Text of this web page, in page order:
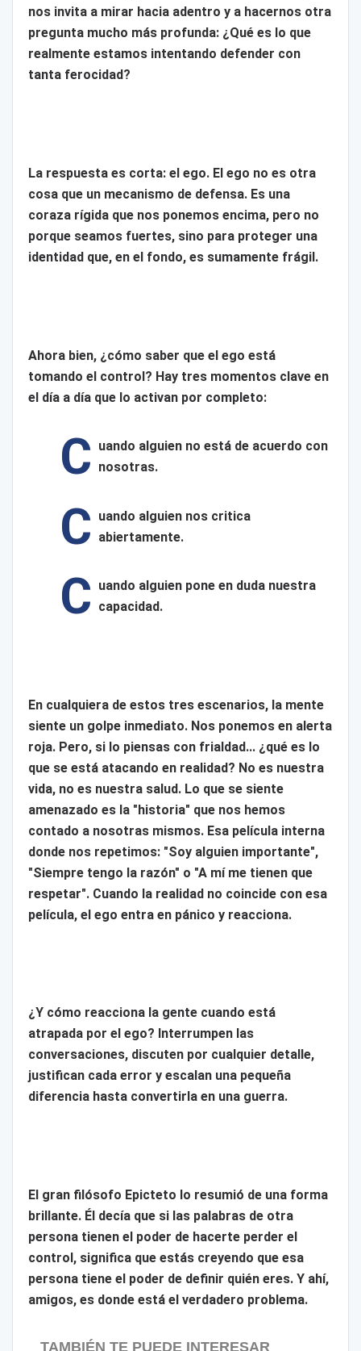
nos invita a mirar hacia adentro y a hacernos otra
pregunta mucho más profunda: ¿Qué es lo que
realmente estamos intentando defender con
tanta ferocidad?
La respuesta es corta: el ego. El ego no es otra
cosa que un mecanismo de defensa. Es una
coraza rígida que nos ponemos encima, pero no
porque seamos fuertes, sino para proteger una
identidad que, en el fondo, es sumamente frágil.
Ahora bien, ¿cómo saber que el ego está
tomando el control? Hay tres momentos clave en
el día a día que lo activan por completo:
C uando alguien no está de acuerdo con
nosotras.
C uando alguien nos critica
abiertamente.
C uando alguien pone en duda nuestra
capacidad.
En cualquiera de estos tres escenarios, la mente
siente un golpe inmediato. Nos ponemos en alerta
roja. Pero, si lo piensas con frialdad... ¿qué es lo
que se está atacando en realidad? No es nuestra
vida, no es nuestra salud. Lo que se siente
amenazado es la "historia" que nos hemos
contado a nosotras mismos. Esa película interna
donde nos repetimos: "Soy alguien importante",
"Siempre tengo la razón" o "A mí me tienen que
respetar". Cuando la realidad no coincide con esa
película, el ego entra en pánico y reacciona.
¿Y cómo reacciona la gente cuando está
atrapada por el ego? Interrumpen las
conversaciones, discuten por cualquier detalle,
justifican cada error y escalan una pequeña
diferencia hasta convertirla en una guerra.
El gran filósofo Epicteto lo resumió de una forma
brillante. Él decía que si las palabras de otra
persona tienen el poder de hacerte perder el
control, significa que estás creyendo que esa
persona tiene el poder de definir quién eres. Y ahí,
amigos, es donde está el verdadero problema.
TAMBIÉN TE PUEDE INTERESAR